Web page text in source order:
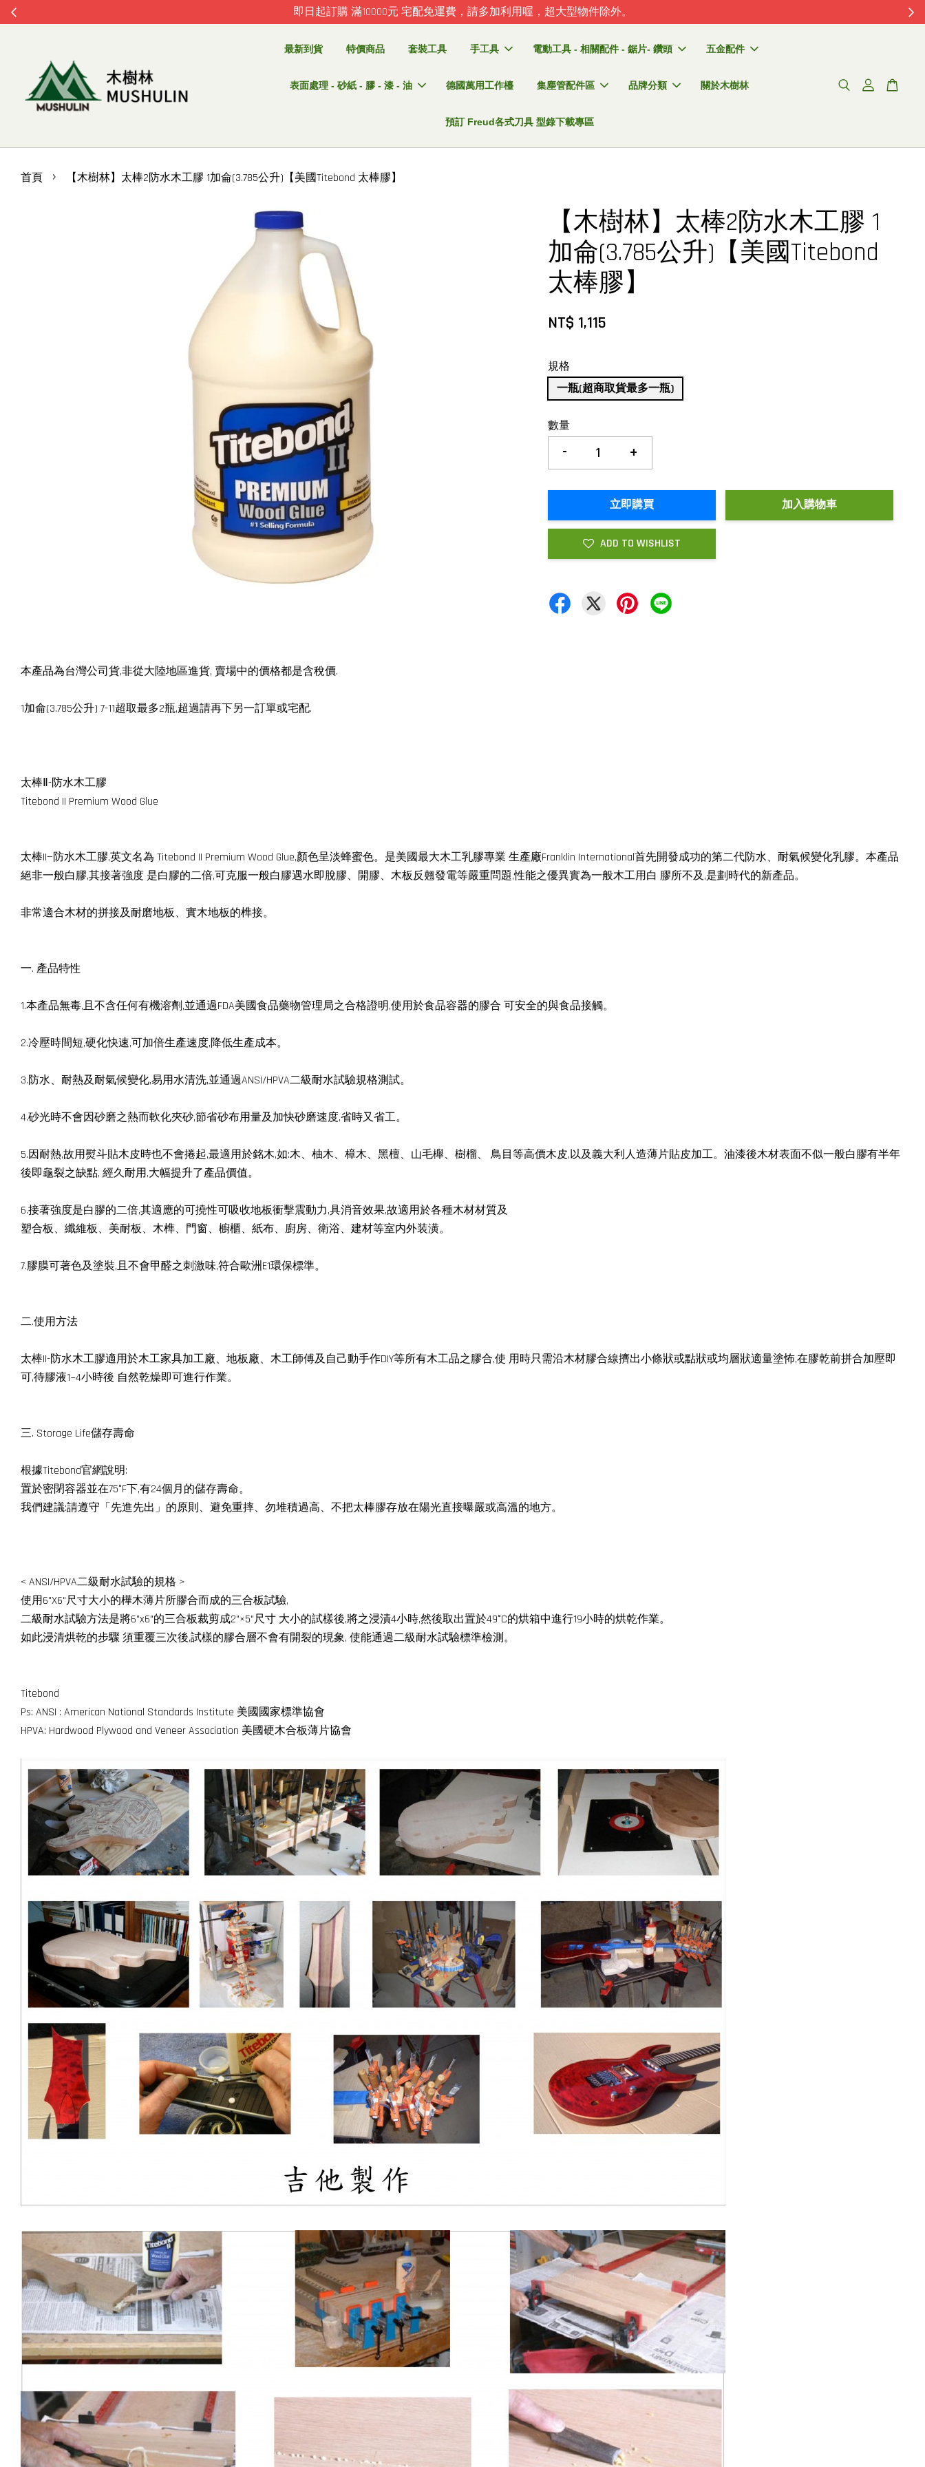
即日起訂購 滿10000元 宅配免運費，請多加利用喔，超大型物件除外。
最新到貨 特價商品 套裝工具 手工具 電動工具 - 相關配件 - 鋸片- 鑽頭 五金配件
表面處理 - 砂紙 - 膠 - 漆 - 油 德國萬用工作檯 集塵管配件區 品牌分類 關於木樹林
預訂 Freud各式刀具 型錄下載專區
首頁 › 【木樹林】太棒2防水木工膠 1加侖(3.785公升)【美國Titebond 太棒膠】
【木樹林】太棒2防水木工膠 1
加侖(3.785公升)【美國Titebond
太棒膠】
NT$ 1,115
規格
一瓶(超商取貨最多一瓶)
數量
- +
立即購買 加入購物車
ADD TO WISHLIST
本產品為台灣公司貨,非從大陸地區進貨, 賣場中的價格都是含稅價.
1加侖(3.785公升) 7-11超取最多2瓶,超過請再下另一訂單或宅配.
太棒Ⅱ-防水木工膠
Titebond II Premium Wood Glue
太棒II—防水木工膠,英文名為 Titebond II Premium Wood Glue,顏色呈淡蜂蜜色。是美國最大木工乳膠專業 生產廠Franklin International首先開發成功的第二代防水、耐氣候變化乳膠。本產品
絕非一般白膠,其接著強度 是白膠的二倍,可克服一般白膠遇水即脫膠、開膠、木板反翹發電等嚴重問題,性能之優異實為一般木工用白 膠所不及,是劃時代的新產品。
非常適合木材的拼接及耐磨地板、實木地板的榫接。
一. 產品特性
1.本產品無毒,且不含任何有機溶劑,並通過FDA美國食品藥物管理局之合格證明,使用於食品容器的膠合 可安全的與食品接觸。
2.冷壓時間短,硬化快速,可加倍生產速度,降低生產成本。
3.防水、耐熱及耐氣候變化,易用水清洗,並通過ANSI/HPVA二級耐水試驗規格測試。
4.砂光時不會因砂磨之熱而軟化夾砂,節省砂布用量及加快砂磨速度,省時又省工。
5.因耐熱,故用熨斗貼木皮時也不會捲起,最適用於銘木,如:木、柚木、樟木、黑檀、山毛櫸、樹榴、 鳥目等高價木皮,以及義大利人造薄片貼皮加工。油漆後木材表面不似一般白膠有半年
後即龜裂之缺點, 經久耐用,大幅提升了產品價值。
6.接著強度是白膠的二倍,其適應的可撓性可吸收地板衝擊震動力,具消音效果,故適用於各種木材材質及
塑合板、纖維板、美耐板、木榫、門窗、櫥櫃、紙布、廚房、衛浴、建材等室内外装潢。
7.膠膜可著色及塗裝,且不會甲醛之刺激味,符合歐洲E1環保標準。
二.使用方法
太棒II-防水木工膠適用於木工家具加工廠、地板廠、木工師傅及自己動手作DIY等所有木工品之膠合,使 用時只需沿木材膠合線擠出小條狀或點狀或均層狀適量塗怖,在膠乾前拼合加壓即
可,待膠液1~4小時後 自然乾燥即可進行作業。
三. Storage Life儲存壽命
根據Titebond官網說明:
置於密閉容器並在75°F下,有24個月的儲存壽命。
我們建議:請遵守「先進先出」的原則、避免重摔、勿堆積過高、不把太棒膠存放在陽光直接曝嚴或高溫的地方。
< ANSI/HPVA二級耐水試驗的規格 >
使用6"X6"尺寸大小的樺木薄片所膠合而成的三合板試驗,
二級耐水試驗方法是將6"x6"的三合板裁剪成2"×5"尺寸 大小的試樣後,將之浸漬4小時,然後取出置於49°C的烘箱中進行19小時的烘乾作業。
如此浸清烘乾的步驟 須重覆三次後,試樣的膠合層不會有開裂的現象, 使能通過二級耐水試驗標準檢測。
Titebond
Ps: ANSI : American National Standards Institute 美國國家標準協會
HPVA: Hardwood Plywood and Veneer Association 美國硬木合板薄片協會